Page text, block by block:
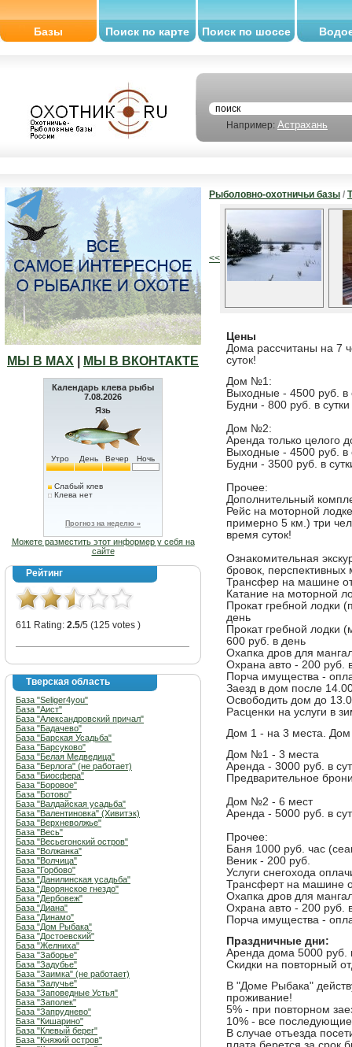
Базы Поиск по карте Поиск по шоссе
Например: Астрахань
МЫ В МАХ МЫ В ВКОНТАКТЕ
Календарь клева рыбы
7.08.2026
Язь
Утро День Вечер Ночь
Слабый клев
Клева нет
Прогноз на неделю »
Можете разместить этот информер у себя на
сайте
Рейтинг
611 Rating: 2.5/5 (125 votes )
Тверская область
База "Seliger4you"
База "Аист"
База "Александровский причал"
База "Бадачево"
База "Барская Усадьба"
База "Барсуково"
База "Белая Медведица"
База "Берлога" (не работает)
База "Биосфера"
База "Боровое"
База "Ботово"
База "Валдайская усадьба"
База "Валентиновка" (Хивитэк)
База "Верхневолжье"
База "Весь"
База "Весьегонский остров"
База "Волжанка"
База "Волчица"
База "Горбово"
База "Данилинская усадьба"
База "Дворянское гнездо"
База "Дербовеж"
База "Диана"
База "Динамо"
База "Дом Рыбака"
База "Достоевский"
База "Желниха"
База "Заборье"
База "Задубье"
База "Заимка" (не работает)
База "Залучье"
База "Заповедные Устья"
База "Заполек"
База "Запруднево"
База "Кишарино"
База "Клевый берег"
База "Княжий остров"
Рыболовно-охотничьи базы /
<<
Цены
Дома рассчитаны на 7
суток!
Дом №1:
Выходные - 4500 руб. в
Будни - 800 руб. в
Дом №2:
Аренда только целого
Выходные - 4500 руб. в
Будни - 3500 руб. в
Прочее:
Дополнительный
Рейс на моторной
примерно 5 км.) три
время суток!
Ознакомительная
бровок,
Трансфер на машине
Катание на моторной
Прокат гребной лодки
день
Прокат гребной лодки
600 руб. в день
Охапка дров для
Охрана авто - 200 руб.
Порча имущества -
Заезд в дом после
Освободить дом до
Расценки на услуги в
Дом 1 - на 3 места. Дом
Дом №1 - 3 места
Аренда - 3000 руб. в
Предварительное
Дом №2 - 6 мест
Аренда - 5000 руб. в
Прочее:
Баня 1000 руб. час
Веник - 200 руб.
Услуги снегохода
Трансферт на машине
Охапка дров для
Охрана авто - 200 руб.
Порча имущества -
Праздничные дни:
Аренда дома 5000 руб.
Скидки на повторный
В "Доме Рыбака"
проживание!
5% - при повторном
10% - все
В случае отъезда